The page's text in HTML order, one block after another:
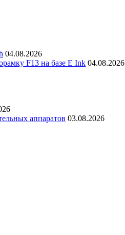
04.08.2026
F13 на базе E Ink 04.08.2026
аппаратов 03.08.2026